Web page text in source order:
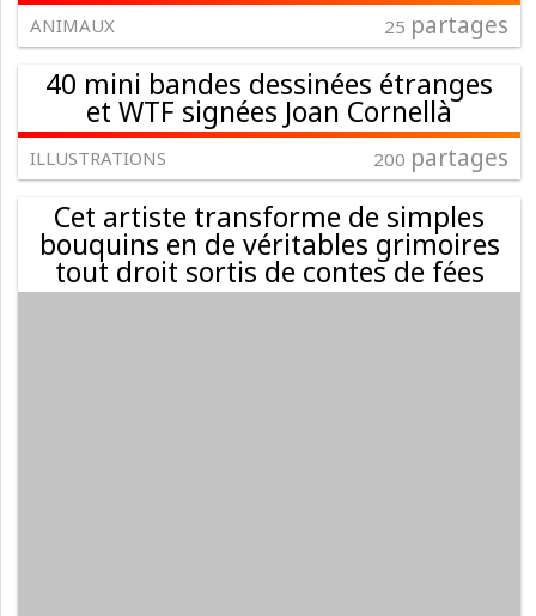
ANIMAUX 25 partages
40 mini bandes dessinées étranges
et WTF signées Joan Cornellà
ILLUSTRATIONS 200 partages
Cet artiste transforme de simples
bouquins en de véritables grimoires
tout droit sortis de contes de fées